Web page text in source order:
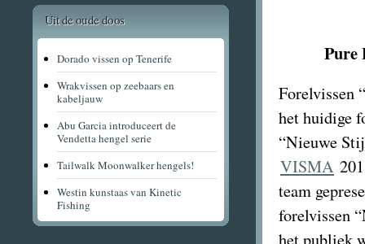
Pure
Forelvissen
het huidige
“Nieuwe
VISMA
team
forelvissen
het publiek
Uit de oude doos
Dorado vissen op Tenerife
Wrakvissen op zeebaars en
kabeljauw
Abu Garcia introduceert de
Vendetta hengel serie
Tailwalk Moonwalker hengels!
Westin kunstaas van Kinetic
Fishing